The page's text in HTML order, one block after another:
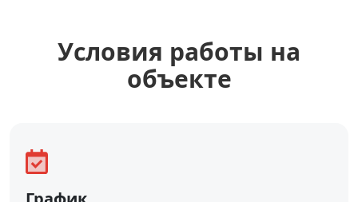
Уcловия работы на
объекте